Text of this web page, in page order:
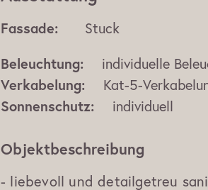
Fassade: Stuck
Beleuchtung:
individuelle
Verkabelung:
Kat-5-
Sonnenschutz:
individuell
Objektbeschreibung
- liebevoll und detailgetreu